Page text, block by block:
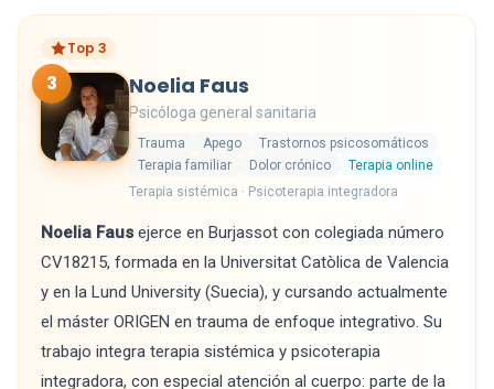
Top 3
3 Noelia Faus
Psicóloga general sanitaria
Trauma Apego
Trastornos psicosomáticos
Terapia familiar
Dolor crónico
Terapia online
Terapia sistémica · Psicoterapia integradora
Noelia Faus ejerce en Burjassot con colegiada número
CV18215, formada en la Universitat Catòlica de Valencia
y en la Lund University (Suecia), y cursando actualmente
el máster ORIGEN en trauma de enfoque integrativo. Su
trabajo integra terapia sistémica y psicoterapia
integradora, con especial atención al cuerpo: parte de la